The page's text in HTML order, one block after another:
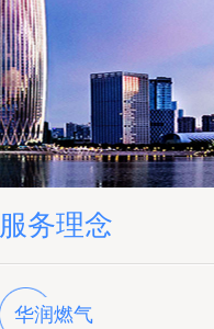
服务理念
华润燃气